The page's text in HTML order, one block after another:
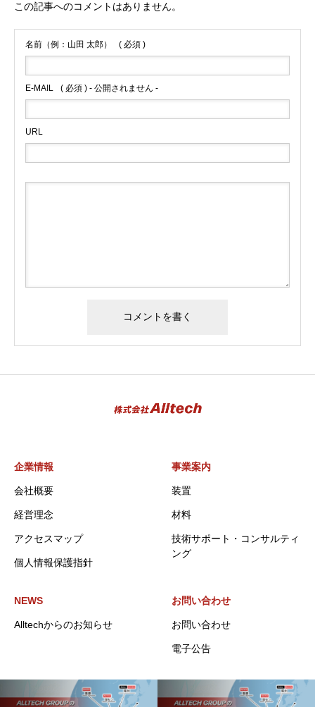
この記事へのコメントはありません。
名前（例：山田 太郎） ( 必須 )
E-MAIL ( 必須 ) - 公開されません -
URL
企業情報
会社概要
経営理念
アクセスマップ
個人情報保護指針
事業案内
装置
材料
技術サポート・コンサルティ
ング
NEWS
Alltechからのお知らせ
お問い合わせ
お問い合わせ
電子公告